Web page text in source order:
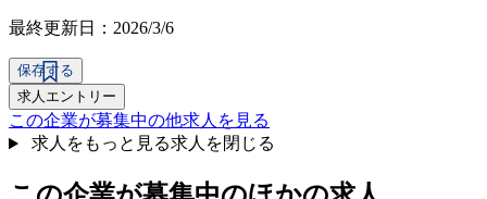
最終更新日：2026/3/6
保存する
求人エントリー
この企業が募集中の他求人を見る
求人をもっと見る求人を閉じる